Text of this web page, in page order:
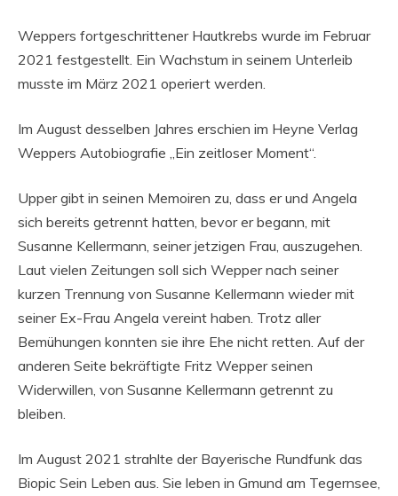
Weppers fortgeschrittener Hautkrebs wurde im Februar
2021 festgestellt. Ein Wachstum in seinem Unterleib
musste im März 2021 operiert werden.
Im August desselben Jahres erschien im Heyne Verlag
Weppers Autobiografie „Ein zeitloser Moment“.
Upper gibt in seinen Memoiren zu, dass er und Angela
sich bereits getrennt hatten, bevor er begann, mit
Susanne Kellermann, seiner jetzigen Frau, auszugehen.
Laut vielen Zeitungen soll sich Wepper nach seiner
kurzen Trennung von Susanne Kellermann wieder mit
seiner Ex-Frau Angela vereint haben. Trotz aller
Bemühungen konnten sie ihre Ehe nicht retten. Auf der
anderen Seite bekräftigte Fritz Wepper seinen
Widerwillen, von Susanne Kellermann getrennt zu
bleiben.
Im August 2021 strahlte der Bayerische Rundfunk das
Biopic Sein Leben aus. Sie leben in Gmund am Tegernsee,